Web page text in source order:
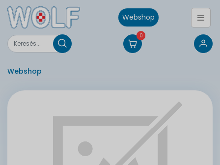
Webshop
0
Webshop